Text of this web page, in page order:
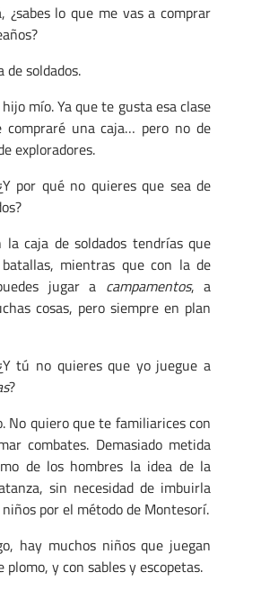
lo que me vas a comprar
de soldados.
mío. Ya que te gusta esa clase
compraré una caja… pero no de
exploradores.
qué no quieres que sea de
caja de soldados tendrías que
mientras que con la de
jugar a campamentos, a
cosas, pero siempre en plan
no quieres que yo juegue a
?
quiero que te familiarices con
combates. Demasiado metida
de los hombres la idea de la
sin necesidad de imbuirla
por el método de Montesorí.
hay muchos niños que juegan
plomo, y con sables y escopetas.